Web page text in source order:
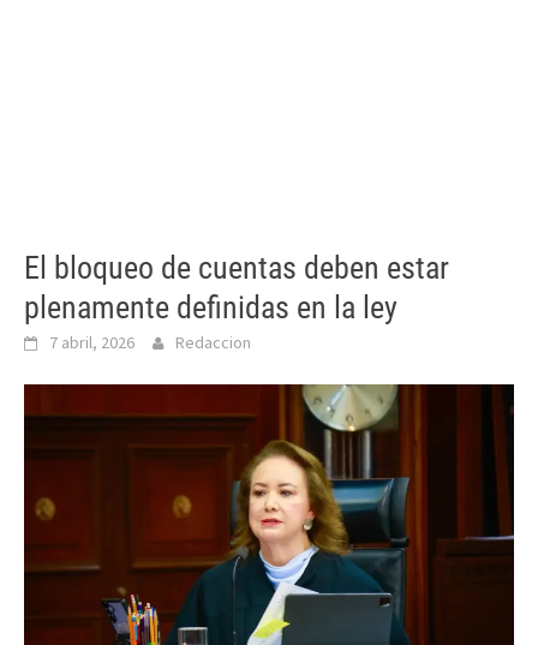
El bloqueo de cuentas deben estar
plenamente definidas en la ley
7 abril, 2026 Redaccion